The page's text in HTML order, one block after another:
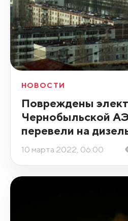
НОВОСТИ
Повреждены
Чернобыльской
перевели на
10 марта 2022, 06:00